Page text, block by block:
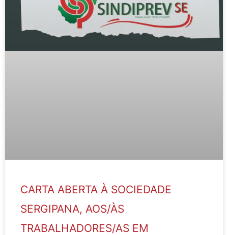
CARTA ABERTA À SOCIEDADE
SERGIPANA, AOS/ÀS
TRABALHADORES/AS EM